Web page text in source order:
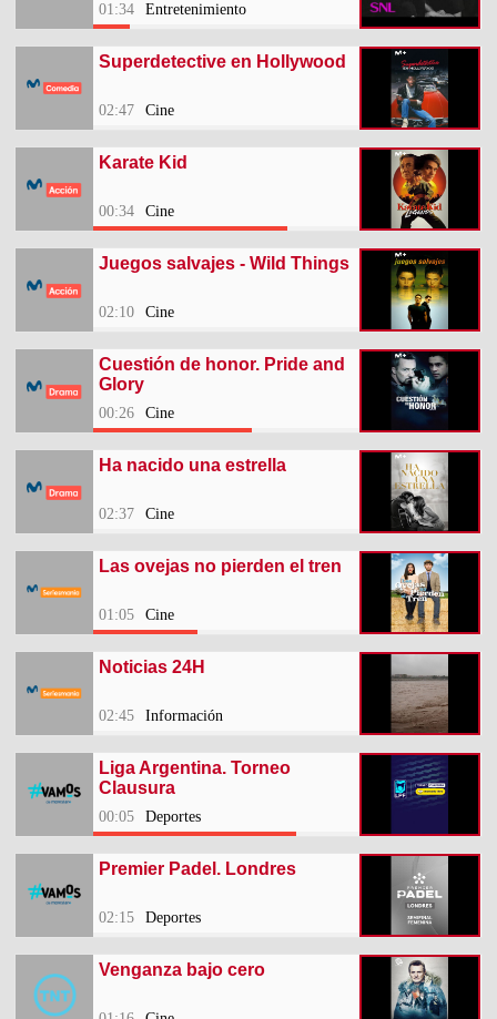
01:34 Entretenimiento
Superdetective en Hollywood
02:47 Cine
Karate Kid
00:34 Cine
Juegos salvajes - Wild Things
02:10 Cine
Cuestión de honor. Pride and
Glory
00:26 Cine
Ha nacido una estrella
02:37 Cine
Las ovejas no pierden el tren
01:05 Cine
Noticias 24H
02:45 Información
Liga Argentina. Torneo
Clausura
00:05 Deportes
Premier Padel. Londres
02:15 Deportes
Venganza bajo cero